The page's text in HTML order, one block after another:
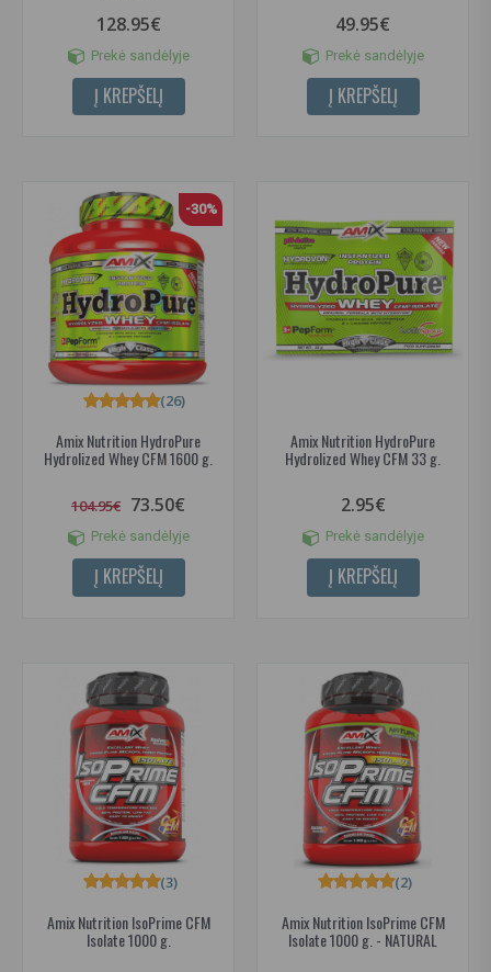
128.95€
Prekė sandėlyje
Į KREPŠELĮ
49.95€
Prekė sandėlyje
Į KREPŠELĮ
-30%
Amix Nutrition HydroPure
Hydrolized Whey CFM 1600 g.
(26)
104.95€ 73.50€
Prekė sandėlyje
Į KREPŠELĮ
Amix Nutrition HydroPure
Hydrolized Whey CFM 33 g.
2.95€
Prekė sandėlyje
Į KREPŠELĮ
Amix Nutrition IsoPrime CFM
Isolate 1000 g.
(3)
Amix Nutrition IsoPrime CFM
Isolate 1000 g. - NATURAL
(2)